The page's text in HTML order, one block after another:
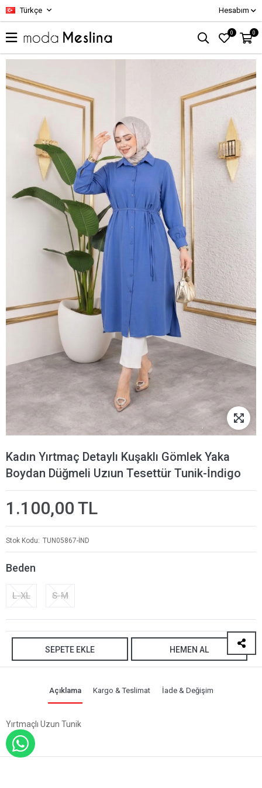
Türkçe Hesabım
0 0
Kadın Yırtmaç Detaylı Kuşaklı Gömlek Yaka
Boydan Düğmeli Uzıun Tesettür Tunik-İndigo
1.100,00 TL
Stok Kodu TUN05867-İND
Beden
L-XL S-M
SEPETE EKLE HEMEN AL
Açıklama Kargo & Teslimat İade & Değişim
Yırtmaçlı Uzun Tunik